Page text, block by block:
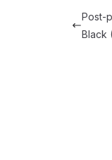
Post-
Black